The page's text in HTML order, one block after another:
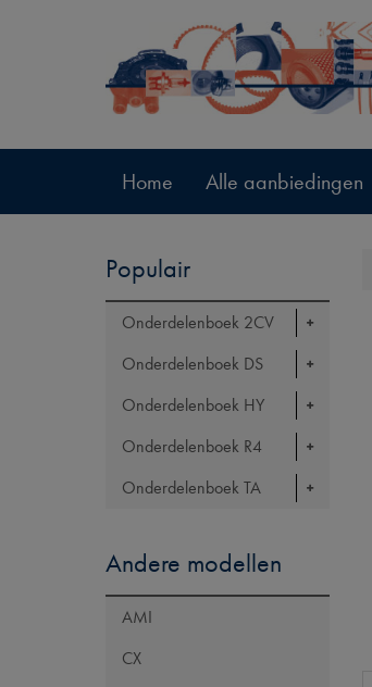
Home Alle aanbiedingen
Populair
Onderdelenboek 2CV
Onderdelenboek DS
Onderdelenboek HY
Onderdelenboek R4
Onderdelenboek TA
Andere modellen
AMI
CX